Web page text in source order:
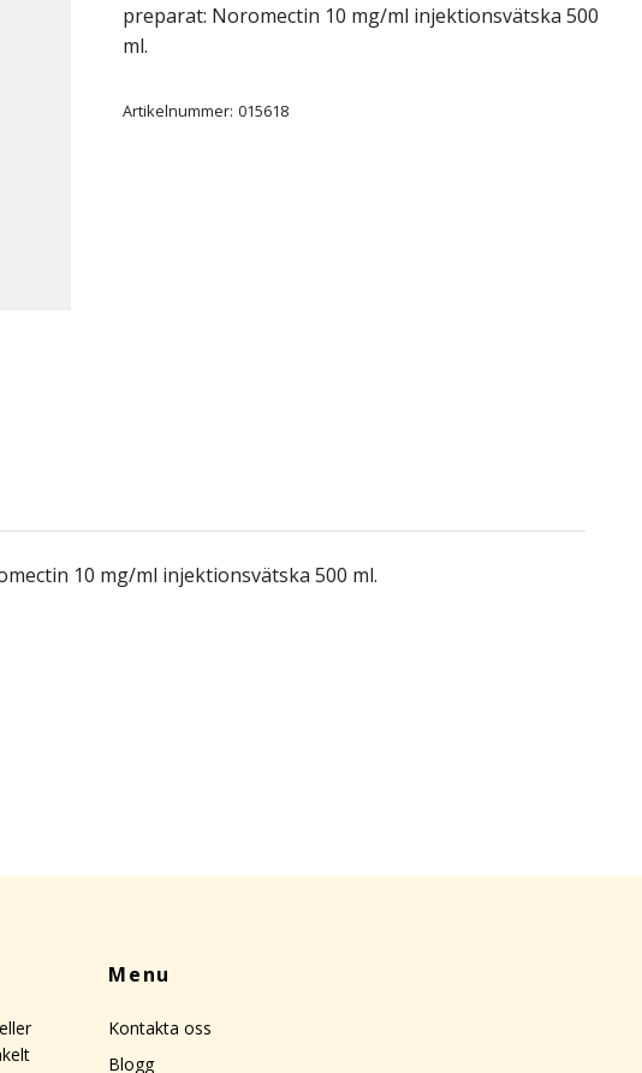
preparat: Noromectin 10 mg/ml injektionsvätska 500
ml.
Artikelnummer: 015618
10 mg/ml injektionsvätska 500 ml.
Menu
Kontakta oss
Blogg